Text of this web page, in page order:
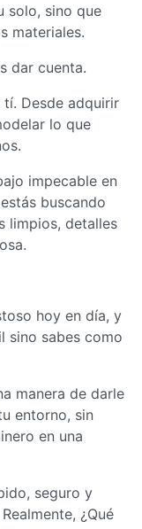
solo, sino que
materiales.
dar cuenta.
Desde adquirir
lo que
impecable en
buscando
limpios, detalles
hoy en día, y
sino sabes como
manera de darle
entorno, sin
en una
seguro y
¿Qué